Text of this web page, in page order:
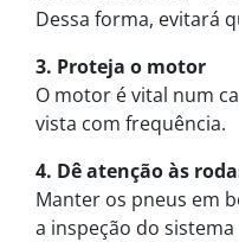
Dessa forma, evitará
3. Proteja o motor
O motor é vital num
vista com frequência.
4. Dê atenção às
Manter os pneus em
a inspeção do